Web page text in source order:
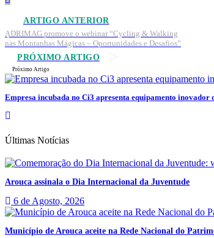
ARTIGO ANTERIOR
ADRIMAG promove o webinar “Cycling & Walking
nas Montanhas Mágicas – Oportunidades e Desafios”
PRÓXIMO ARTIGO
Próximo Artigo
Empresa incubada no Ci3 apresenta equipamento inovador
Últimas Notícias
Arouca assinala o Dia Internacional da Juventude
6 de Agosto, 2026
Município de Arouca aceite na Rede Nacional do